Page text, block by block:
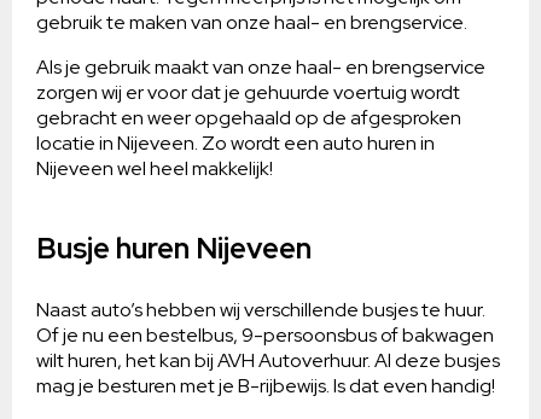
gebruik te maken van onze haal- en brengservice.
Als je gebruik maakt van onze haal- en brengservice
zorgen wij er voor dat je gehuurde voertuig wordt
gebracht en weer opgehaald op de afgesproken
locatie in Nijeveen. Zo wordt een auto huren in
Nijeveen wel heel makkelijk!
Busje huren Nijeveen
Naast auto’s hebben wij verschillende busjes te huur.
Of je nu een bestelbus, 9-persoonsbus of bakwagen
wilt huren, het kan bij AVH Autoverhuur. Al deze busjes
mag je besturen met je B-rijbewijs. Is dat even handig!